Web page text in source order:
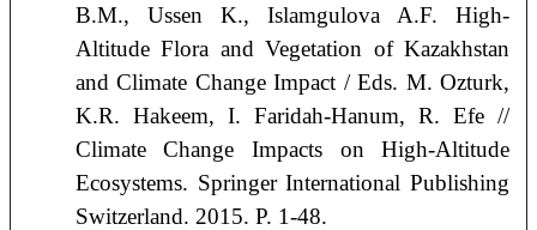
B.M., Ussen K., Islamgulova A.F. High-
Altitude Flora and Vegetation of Kazakhstan
and Climate Change Impact / Eds. M. Ozturk,
K.R. Hakeem, I. Faridah-Hanum, R. Efe //
Climate Change Impacts on High-Altitude
Ecosystems. Springer International Publishing
Switzerland. 2015. P. 1-48.